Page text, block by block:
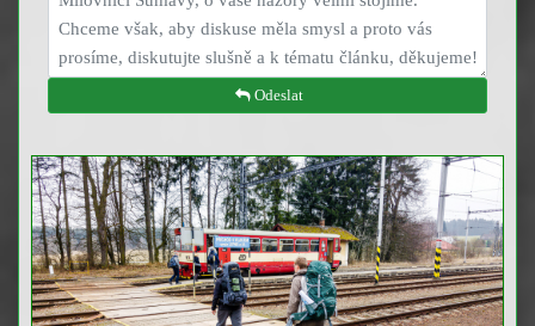
Odeslat